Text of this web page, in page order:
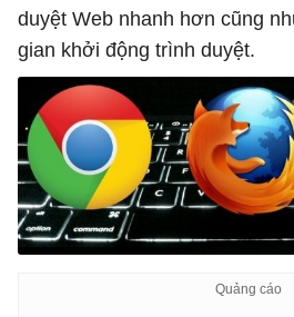
duyệt Web nhanh hơn cũng
gian khởi động trình duyệt.